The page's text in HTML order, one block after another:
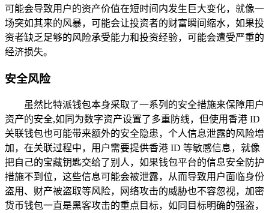
可能会导致用户的资产价值在短时间内发生巨大变化，就像一
场突如其来的风暴，可能会让投资者的财富瞬间缩水，如果投
资者缺乏足够的风险承受能力和投资经验，可能会遭受严重的
经济损失。
安全风险
虽然比特派钱包本身采取了一系列的安全措施来保障用户
资产的安全,如同为数字资产设置了多重防线，但使用香港 ID
关联钱包也可能带来额外的安全隐患，个人信息泄露的风险增
加，在关联过程中，用户需要提供香港 ID 等敏感信息，就像
把自己的宝藏钥匙交给了别人，如果钱包平台的信息安全防护
措施不到位，这些信息可能会被泄露，从而导致用户面临身份
盗用、财产被盗取等风险，网络攻击的威胁也不容忽视，加密
货币钱包一直是黑客攻击的重点目标，如同目标明确的强盗，